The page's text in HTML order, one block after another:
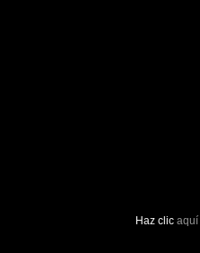
Haz clic aquí